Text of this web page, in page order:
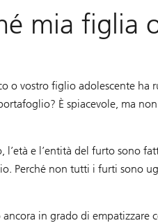
mia figlia
o vostro figlio adolescente ha
È spiacevole, ma
e l’entità del furto sono
Perché non tutti i furti sono
ancora in grado di empatizzare